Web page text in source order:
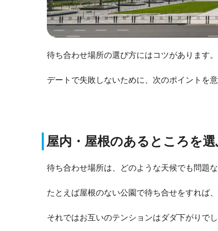
待ち合わせ場所の選び方にはコツがあります。
デートで失敗しないために、次のポイントを
屋内・屋根のあるところを選
待ち合わせ場所は、どのような天候でも問題
たとえば屋根のない公園で待ち合せをすれば、
それではお互いのテンションはダダ下がりでし